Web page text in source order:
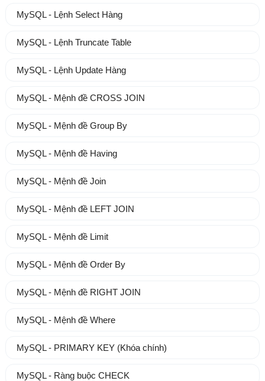
MySQL - Lệnh Select Hàng
MySQL - Lệnh Truncate Table
MySQL - Lệnh Update Hàng
MySQL - Mệnh đề CROSS JOIN
MySQL - Mệnh đề Group By
MySQL - Mệnh đề Having
MySQL - Mệnh đề Join
MySQL - Mệnh đề LEFT JOIN
MySQL - Mệnh đề Limit
MySQL - Mệnh đề Order By
MySQL - Mệnh đề RIGHT JOIN
MySQL - Mệnh đề Where
MySQL - PRIMARY KEY (Khóa chính)
MySQL - Ràng buộc CHECK